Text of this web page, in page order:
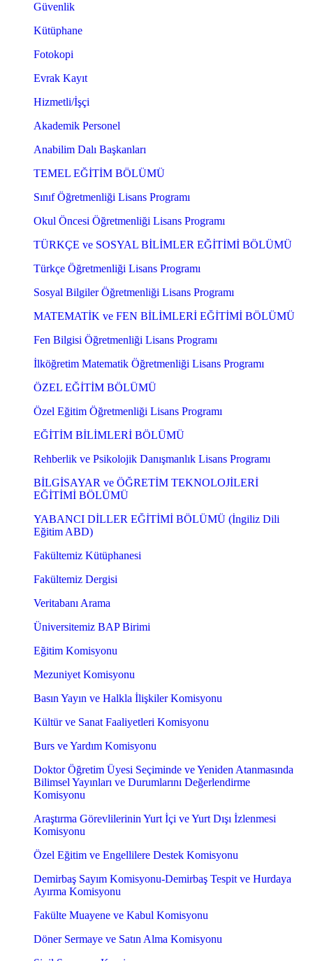
Güvenlik
Kütüphane
Fotokopi
Evrak Kayıt
Hizmetli/İşçi
Akademik Personel
Anabilim Dalı Başkanları
TEMEL EĞİTİM BÖLÜMÜ
Sınıf Öğretmenliği Lisans Programı
Okul Öncesi Öğretmenliği Lisans Programı
TÜRKÇE ve SOSYAL BİLİMLER EĞİTİMİ BÖLÜMÜ
Türkçe Öğretmenliği Lisans Programı
Sosyal Bilgiler Öğretmenliği Lisans Programı
MATEMATİK ve FEN BİLİMLERİ EĞİTİMİ BÖLÜMÜ
Fen Bilgisi Öğretmenliği Lisans Programı
İlköğretim Matematik Öğretmenliği Lisans Programı
ÖZEL EĞİTİM BÖLÜMÜ
Özel Eğitim Öğretmenliği Lisans Programı
EĞİTİM BİLİMLERİ BÖLÜMÜ
Rehberlik ve Psikolojik Danışmanlık Lisans Programı
BİLGİSAYAR ve ÖĞRETİM TEKNOLOJİLERİ
EĞİTİMİ BÖLÜMÜ
YABANCI DİLLER EĞİTİMİ BÖLÜMÜ (İngiliz Dili
Eğitim ABD)
Fakültemiz Kütüphanesi
Fakültemiz Dergisi
Veritabanı Arama
Üniversitemiz BAP Birimi
Eğitim Komisyonu
Mezuniyet Komisyonu
Basın Yayın ve Halkla İlişkiler Komisyonu
Kültür ve Sanat Faaliyetleri Komisyonu
Burs ve Yardım Komisyonu
Doktor Öğretim Üyesi Seçiminde ve Yeniden Atanmasında
Bilimsel Yayınları ve Durumlarını Değerlendirme
Komisyonu
Araştırma Görevlilerinin Yurt İçi ve Yurt Dışı İzlenmesi
Komisyonu
Özel Eğitim ve Engellilere Destek Komisyonu
Demirbaş Sayım Komisyonu-Demirbaş Tespit ve Hurdaya
Ayırma Komisyonu
Fakülte Muayene ve Kabul Komisyonu
Döner Sermaye ve Satın Alma Komisyonu